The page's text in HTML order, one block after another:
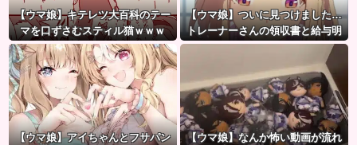
【ウマ娘】キテレツ大百科のテー
マを口ずさむスティル猫ｗｗｗ
「何ィーーーーー!!?（ガビー
ン）」
【ウマ娘】ついに見つけました…
トレーナーさんの領収書と給与明
細！！
【ウマ娘】アイちゃんとフサパン
【ウマ娘】なんか怖い動画が流れ